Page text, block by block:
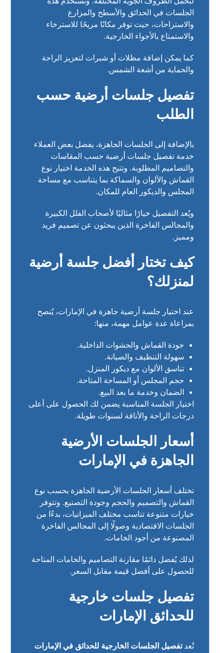
الجلسات في الحدائق والأسطح والمزارع
والاستراحات، حيث توفر مكانًا مريحًا للاسترخاء
والاستمتاع بالأجواء الخارجية.
كما يمكن إضافة مظلات أو شبرات لتعزيز الراحة
والحماية من أشعة الشمس.
تفصيل جلسات أرضية حسب
الطلب
بالإضافة إلى الجلسات الجاهزة، يفضل بعض العملاء
خدمة تفصيل جلسات أرضية حسب المقاسات
والتصاميم المطلوبة. وتتيح هذه الخدمة اختيار نوع
القماش والألوان والسماكة بما يتناسب مع مساحة
المجلس والديكور العام للمكان.
ويُعد التفصيل خيارًا مثاليًا لأصحاب الفلل الكبيرة
والمجالس الفاخرة الذين يبحثون عن تصميم فريد
ومميز.
كيف تختار أفضل جلسة أرضية
لمنزلك؟
عند اختيار جلسة أرضية جاهزة في الإمارات، يُنصح
بمراعاة عدة عوامل مهمة، منها:
جودة القماش والحشوات الداخلية.
سهولة التنظيف والصيانة.
تناسق الألوان مع ديكور المنزل.
حجم المجلس أو المساحة المتاحة.
الضمان وخدمة ما بعد البيع.
اختيار الجلسة المناسبة يضمن لك الحصول على أعلى
درجات الراحة والأناقة لسنوات طويلة.
أسعار الجلسات الأرضية
الجاهزة في الإمارات
تختلف أسعار الجلسات الأرضية الجاهزة بحسب نوع
القماش والتصميم والحجم وجودة التصنيع. وتتوفر
خيارات متنوعة تناسب مختلف الميزانيات، بدءًا من
الجلسات الاقتصادية وصولًا إلى المجالس الفاخرة
المصنوعة من أجود الخامات.
لذلك يُفضل دائمًا مقارنة التصاميم والخامات المتاحة
للحصول على أفضل قيمة مقابل السعر.
تفصيل جلسات خارجية
للحدائق الإمارات
تُعدتفصيل الجلسات الخارجية للحدائق في الإمارات